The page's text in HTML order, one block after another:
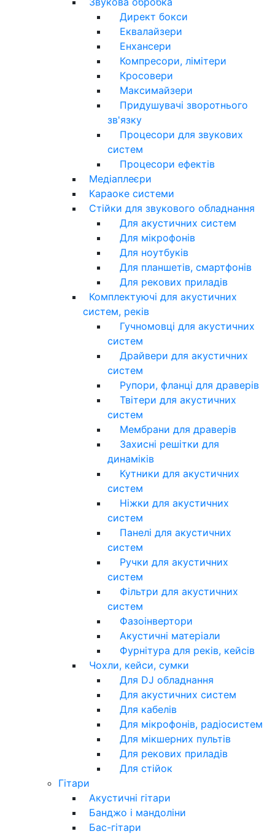
Директ бокси
Еквалайзери
Енхансери
Компресори, лімітери
Кросовери
Максимайзери
Придушувачі зворотнього
зв'язку
Процесори для звукових
систем
Процесори ефектів
Медіаплеєри
Караоке системи
Стійки для звукового обладнання
Для акустичних систем
Для мікрофонів
Для ноутбуків
Для планшетів, смартфонів
Для рекових приладів
Комплектуючі для акустичних
систем, реків
Гучномовці для акустичних
систем
Драйвери для акустичних
систем
Рупори, фланці для драверів
Твітери для акустичних
систем
Мембрани для драверів
Захисні решітки для
динаміків
Кутники для акустичних
систем
Ніжки для акустичних
систем
Панелі для акустичних
систем
Ручки для акустичних
систем
Фільтри для акустичних
систем
Фазоінвертори
Акустичні матеріали
Фурнітура для реків, кейсів
Чохли, кейси, сумки
Для DJ обладнання
Для акустичних систем
Для кабелів
Для мікрофонів, радіосистем
Для мікшерних пультів
Для рекових приладів
Для стійок
Гітари
Акустичні гітари
Банджо і мандоліни
Бас-гітари